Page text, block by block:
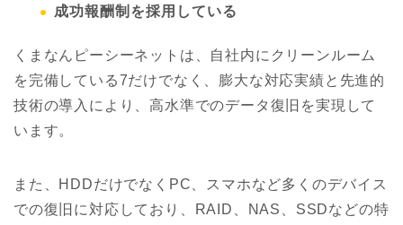
成功報酬制を採用している
くまなんピーシーネットは、自社内にクリーンルーム
を完備している7だけでなく、膨大な対応実績と先進的
技術の導入により、高水準でのデータ復旧を実現して
います。
また、HDDだけでなくPC、スマホなど多くのデバイス
での復旧に対応しており、RAID、NAS、SSDなどの特